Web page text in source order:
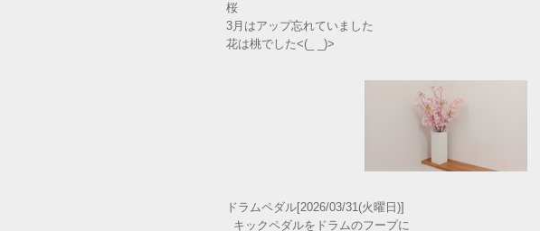
桜
3月はアップ忘れていました
花は桃でした<(_ _)>
ドラムペダル[2026/03/31(火曜日)]
キックペダルをドラムのフープに